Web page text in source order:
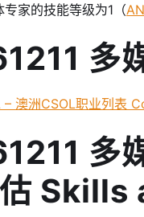
专家的技能等级为1（
多
– 澳洲CSOL职业列表
多